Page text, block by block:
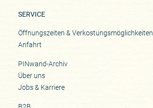
SERVICE
Öffnungszeiten & Verkostungsmöglichkeiten
Anfahrt
PINwand-Archiv
Über uns
Jobs & Karriere